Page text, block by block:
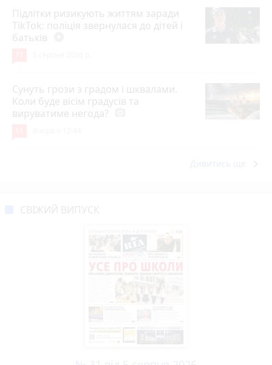
Підлітки ризикують життям заради
TikTok: поліція звернулася до дітей і
батьків
Сунуть грози з градом і шквалами.
Коли буде вісім градусів та
вируватиме негода?